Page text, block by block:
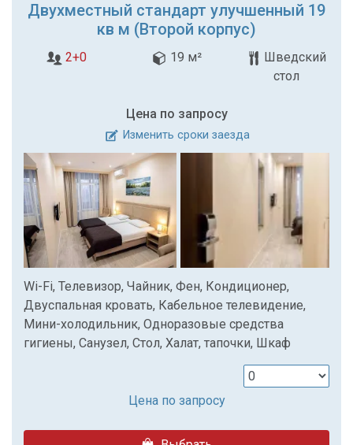
Двухместный стандарт улучшенный 19
кв м (Второй корпус)
2+0 19 м²
Шведский
стол
Цена по запросу
Изменить сроки заезда
Wi-Fi, Телевизор, Чайник, Фен, Кондиционер,
Двуспальная кровать, Кабельное телевидение,
Мини-холодильник, Одноразовые средства
гигиены, Санузел, Стол, Халат, тапочки, Шкаф
Цена по запросу